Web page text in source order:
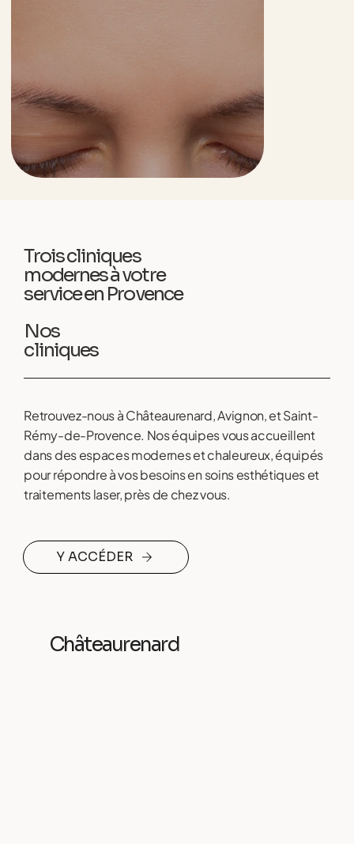
Nos
cliniques
Trois cliniques
modernes à votre
service en Provence
Retrouvez-nous à Châteaurenard, Avignon, et Saint-
Rémy-de-Provence. Nos équipes vous accueillent
dans des espaces modernes et chaleureux, équipés
pour répondre à vos besoins en soins esthétiques et
traitements laser, près de chez vous.
Y ACCÉDER
Châteaurenard